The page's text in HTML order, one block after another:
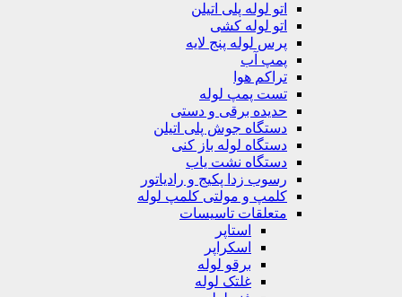
اتو لوله پلی اتیلن
اتو لوله کشی
پرس لوله پنج لایه
تراکم هوا
تست پمپ لوله
حدیده برقی و دستی
دستگاه جوش پلی اتیلن
دستگاه لوله باز کنی
دستگاه نشت یاب
رسوب زدا پکیج و رادیاتور
کلمپ و مولتی کلمپ لوله
متعلقات تاسیسات
برقو لوله
غلتک لوله